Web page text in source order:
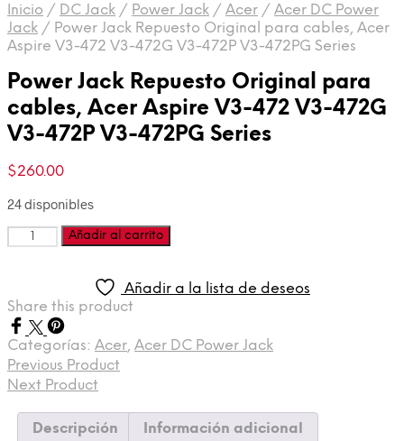
Inicio / DC Jack / Power Jack / Acer / Acer DC Power
Jack / Power Jack Repuesto Original para cables, Acer
Aspire V3-472 V3-472G V3-472P V3-472PG Series
Power Jack Repuesto Original para
cables, Acer Aspire V3-472 V3-472G
V3-472P V3-472PG Series
$260.00
24 disponibles
CantidadAñadir al carrito
Añadir a la lista de deseos
Share this product
Categorías: Acer, Acer DC Power Jack
Previous Product
Next Product
Descripción Información adicional